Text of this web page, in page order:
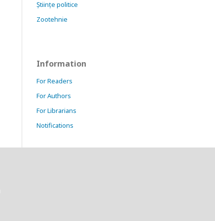
Științe politice
Zootehnie
Information
For Readers
For Authors
For Librarians
Notifications